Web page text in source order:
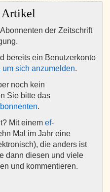
der Zeitschrift
bereits ein Benutzerkonto
um sich anzumelden.
noch kein
Sie bitte das
.
Mit einem ef-
Mal im Jahr eine
die anders ist
dann diesen und viele
und kommentieren.